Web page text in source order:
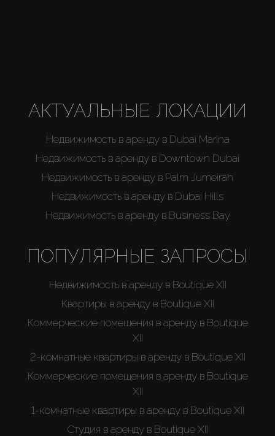
About Us
АКТУАЛЬНЫЕ ЛОКАЦИИ
Недвижимость в аренду в Dubai Marina
Недвижимость в аренду в Downtown Dubai
Недвижимость в аренду в Palm Jumeirah
Недвижимость в аренду в Dubai Hills
Недвижимость в аренду в Business Bay
ПОПУЛЯРНЫЕ ЗАПРОСЫ
Недвижимость в аренду в Boutique XII
Квартиры в аренду в Boutique XII
Коммерческие помещения в аренду в Boutique
XII
2-комнатные квартиры в аренду в Boutique XII
Коммерческие помещения в аренду в Boutique
XII
1-комнатные квартиры в аренду в Boutique XII
Студия в аренду в Boutique XII